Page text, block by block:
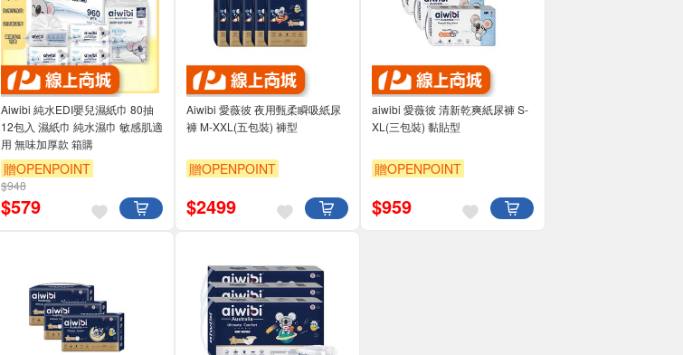
Aiwibi 純水EDI嬰兒濕紙巾 80抽
12包入 濕紙巾 純水濕巾 敏感肌適
用 無味加厚款 箱購
贈OPENPOINT
$948
$579
Aiwibi 愛薇彼 夜用甄柔瞬吸紙尿
褲 M-XXL(五包裝) 褲型
贈OPENPOINT
$2499
aiwibi 愛薇彼 清新乾爽紙尿褲 S-
XL(三包裝) 黏貼型
贈OPENPOINT
$959